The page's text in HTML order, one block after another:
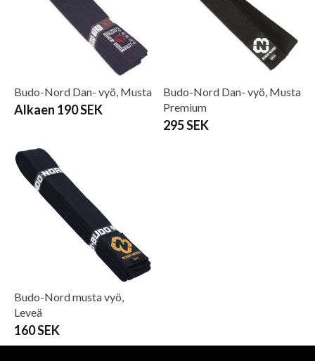
Budo-Nord Dan- vyö, Musta
Alkaen 190 SEK
Budo-Nord Dan- vyö, Musta
Premium
295 SEK
Budo-Nord musta vyö,
Leveä
160 SEK